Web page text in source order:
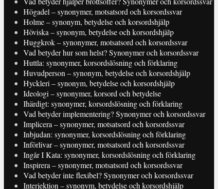
Högadel – synonymer, motsatsord och korsordssvar
Holme – synonym, betydelse och korsordshjälp
Höviska – synonym, betydelse och korsordshjälp
Huggkrok – synonymer, motsatsord och korsordssvar
Vad betyder hur som helst? Synonymer och korsordssvar
Huttla: synonymer, korsordslösning och förklaring
Huvudperson – synonym, betydelse och korsordshjälp
Hyckleri – synonym, betydelse och korsordshjälp
Ideologi – synonymer, korsord och betydelse
Ihärdigt: synonymer, korsordslösning och förklaring
Vad betyder implementering? Synonymer och korsordssvar
Implicera – synonymer, motsatsord och korsordssvar
Inbjudan: synonymer, korsordslösning och förklaring
Införlivar – synonymer, motsatsord och korsordssvar
Ingår I Kata: synonymer, korsordslösning och förklaring
Inspirera – synonymer, motsatsord och korsordssvar
Vad betyder inte flexibel? Synonymer och korsordssvar
Interjektion – synonym, betydelse och korsordshjälp